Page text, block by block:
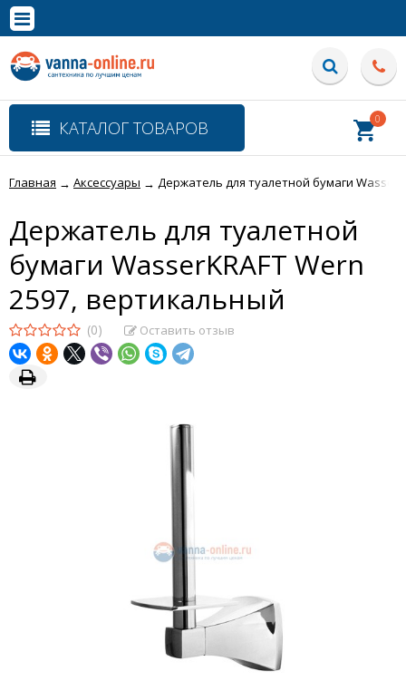
Полная версия сайта
КАТАЛОГ ТОВАРОВ 0
Главная → Аксессуары → Держатель для туалетной бумаги
Держатель для туалетной
бумаги WasserKRAFT Wern
2597, вертикальный
(0) Оставить отзыв